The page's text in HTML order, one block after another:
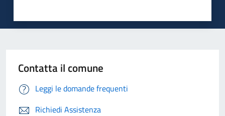
Contatta il comune
Leggi le domande frequenti
Richiedi Assistenza